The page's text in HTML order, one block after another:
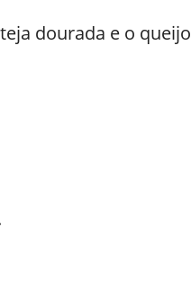
dourada e o queijo